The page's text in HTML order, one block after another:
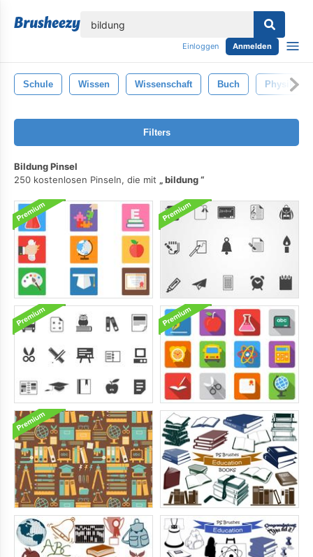
Einloggen Anmelden
Schule Wissen Wissenschaft Buch Physik
Filters
Bildung Pinsel
250 kostenlosen Pinseln, die mit
bildung